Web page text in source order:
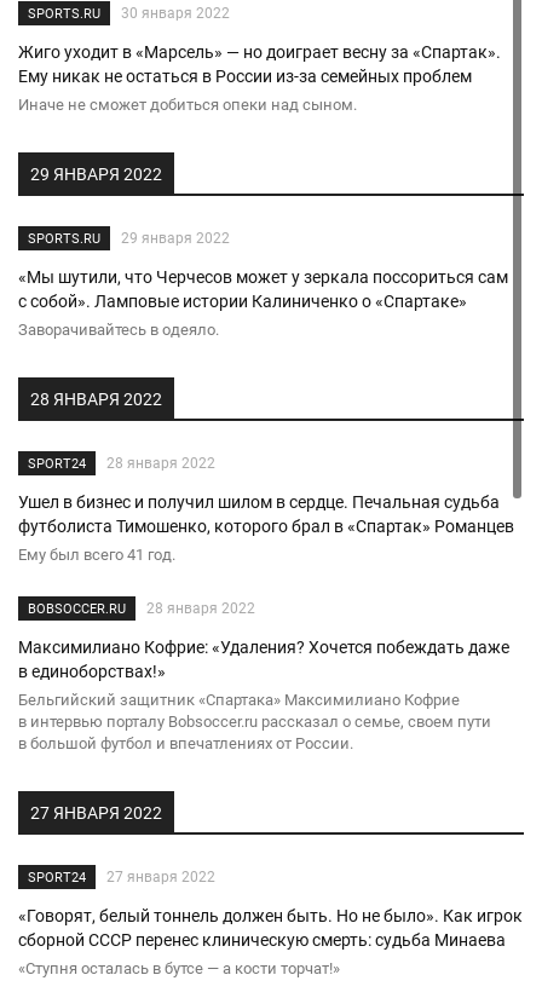
SPORTS.RU 30 января 2022
Жиго уходит в «Марсель» — но доиграет весну за «Спартак».
Ему никак не остаться в России из-за семейных проблем
Иначе не сможет добиться опеки над сыном.
29 ЯНВАРЯ 2022
SPORTS.RU 29 января 2022
«Мы шутили, что Черчесов может у зеркала поссориться сам
с собой». Ламповые истории Калиниченко о «Спартаке»
Заворачивайтесь в одеяло.
28 ЯНВАРЯ 2022
SPORT24 28 января 2022
Ушел в бизнес и получил шилом в сердце. Печальная судьба
футболиста Тимошенко, которого брал в «Спартак» Романцев
Ему был всего 41 год.
BOBSOCCER.RU 28 января 2022
Максимилиано Кофрие: «Удаления? Хочется побеждать даже
в единоборствах!»
Бельгийский защитник «Спартака» Максимилиано Кофрие
в интервью порталу Bobsoccer.ru рассказал о семье, своем пути
в большой футбол и впечатлениях от России.
27 ЯНВАРЯ 2022
SPORT24 27 января 2022
«Говорят, белый тоннель должен быть. Но не было». Как игрок
сборной СССР перенес клиническую смерть: судьба Минаева
«Ступня осталась в бутсе — а кости торчат!»